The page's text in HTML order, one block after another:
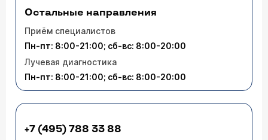
Остальные направления
Приём специалистов
Пн-пт: 8:00-21:00; сб-вс: 8:00-20:00
Лучевая диагностика
Пн-пт: 8:00-21:00; сб-вс: 8:00-20:00
+7 (495) 788 33 88